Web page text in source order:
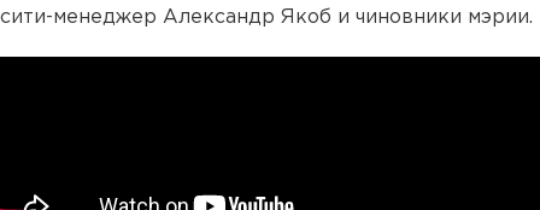
сити-менеджер Александр Якоб и чиновники мэрии.